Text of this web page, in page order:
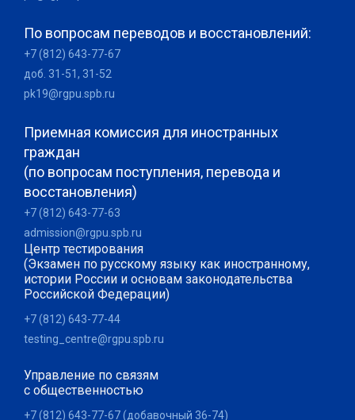
По вопросам переводов и восстановлений:
+7 (812) 643-77-67
доб. 31-51, 31-52
pk19@rgpu.spb.ru
Приемная комиссия для иностранных
граждан
(по вопросам поступления, перевода и
восстановления)
+7 (812) 643-77-63
admission@rgpu.spb.ru
Центр тестирования
(Экзамен по русскому языку как иностранному,
истории России и основам законодательства
Российской Федерации)
+7 (812) 643-77-44
testing_centre@rgpu.spb.ru
Управление по связям
с общественностью
+7 (812) 643-77-67 (добавочный 36-74)